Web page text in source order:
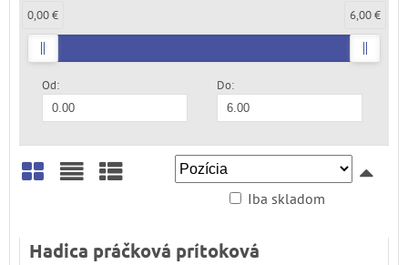
Od: Do:
0,00 € 6,00 €
Iba skladom
Hadica práčková prítoková